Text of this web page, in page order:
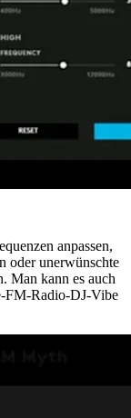
anpassen,
oder unerwünschte
Man kann es auch
FM-Radio-DJ-Vibe